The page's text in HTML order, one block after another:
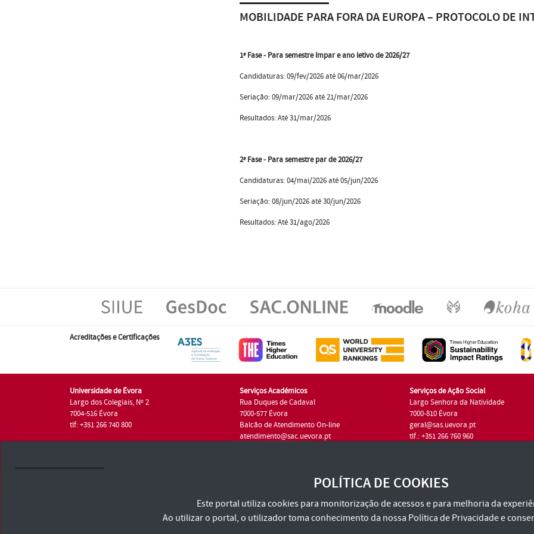
MOBILIDADE PARA FORA DA EUROPA – PROTOCOLO DE
1ª Fase - Para semestre ímpar e ano letivo de 2026/27
Candidaturas: 09/fev/2026 até 06/mar/2026
Seriação: 09/mar/2026 até 21/mar/2026
Resultados: Até 31/mar/2026
2ª Fase - Para semestre par de 2026/27
Candidaturas: 04/mai/2026 até 05/jun/2026
Seriação: 08/jun/2026 até 30/jun/2026
Resultados: Até 31/ago/2026
Acreditações e Certificações
Universidade de Évora
Largo dos Colegiais, Nº 2
7004-516 Évora
tlf: +351 266 740 800
Serviços Académicos
Rua Duques de Cadaval
7000-577 Évora
Balcão de Atendimento On-line
atendimento@sac.uevora.pt
Serviços de Ação Social
Largo Senhora da Natividade
7000-810 Évora
geral@sas.uevora.pt
tlf.: +351 266 760 960
Consulte os Termos e Condições e Política de Privacidade
POLÍTICA DE COOKIES
Este portal utiliza cookies para monitorização de acessos e para melhoria da
Ao utilizar o portal, o utilizador toma conhecimento da nossa Política de Privacidadee